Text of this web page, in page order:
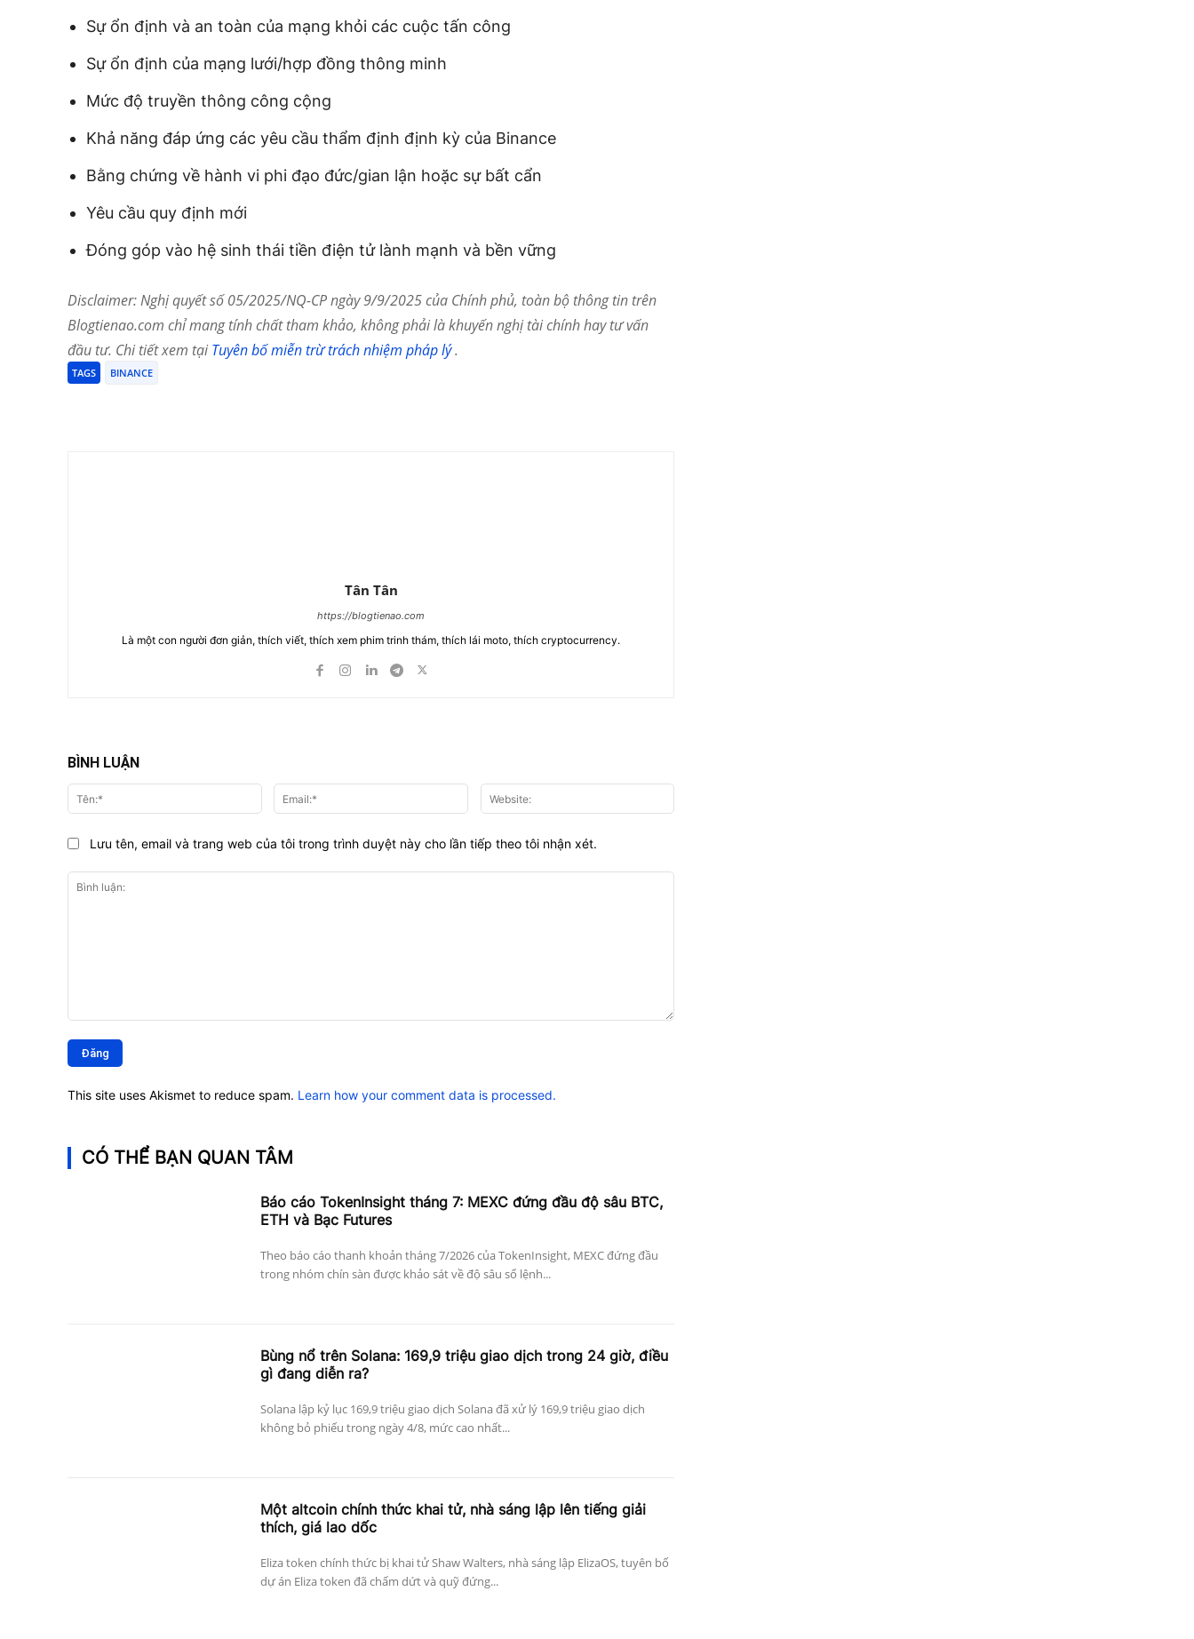
Sự ổn định và an toàn của mạng khỏi các cuộc tấn công
Sự ổn định của mạng lưới/hợp đồng thông minh
Mức độ truyền thông công cộng
Khả năng đáp ứng các yêu cầu thẩm định định kỳ của Binance
Bằng chứng về hành vi phi đạo đức/gian lận hoặc sự bất cẩn
Yêu cầu quy định mới
Đóng góp vào hệ sinh thái tiền điện tử lành mạnh và bền vững
Disclaimer: Nghị quyết số 05/2025/NQ-CP ngày 9/9/2025 của Chính phủ, toàn bộ thông tin trên
Blogtienao.com chỉ mang tính chất tham khảo, không phải là khuyến nghị tài chính hay tư vấn
đầu tư. Chi tiết xem tạiTuyên bố miễn trừ trách nhiệm pháp lý.
TAGS BINANCE
Tân Tân
https://blogtienao.com
Là một con người đơn giản, thích viết, thích xem phim trinh thám, thích lái moto, thích cryptocurrency.
BÌNH LUẬN
luận:
Tên:* Email:*
Lưu tên, email và trang web của tôi trong trình duyệt này cho lần tiếp theo tôi nhận xét.
This site uses Akismet to reduce spam. Learn how your comment data is processed.
CÓ THỂ BẠN QUAN TÂM
Báo cáo TokenInsight tháng 7: MEXC đứng đầu độ sâu BTC,
ETH và Bạc Futures
Theo báo cáo thanh khoản tháng 7/2026 của TokenInsight, MEXC đứng đầu
trong nhóm chín sàn được khảo sát về độ sâu sổ lệnh...
Bùng nổ trên Solana: 169,9 triệu giao dịch trong 24 giờ, điều
gì đang diễn ra?
Solana lập kỷ lục 169,9 triệu giao dịch Solana đã xử lý 169,9 triệu giao dịch
không bỏ phiếu trong ngày 4/8, mức cao nhất...
Một altcoin chính thức khai tử, nhà sáng lập lên tiếng giải
thích, giá lao dốc
Eliza token chính thức bị khai tử Shaw Walters, nhà sáng lập ElizaOS, tuyên bố
dự án Eliza token đã chấm dứt và quỹ đứng...